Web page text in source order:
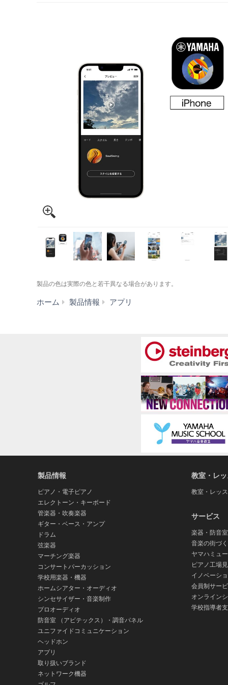
製品の色は実際の色と若干異なる場合があります。
ホーム 製品情報 アプリ
製品情報
ピアノ・電子ピアノ
エレクトーン・キーボード
管楽器・吹奏楽器
ギター・ベース・アンプ
ドラム
弦楽器
マーチング楽器
コンサートパーカッション
学校用楽器・機器
ホームシアター・オーディオ
シンセサイザー・音楽制作
プロオーディオ
防音室 （アビテックス）・調音パネル
ユニファイドコミュニケーション
ヘッドホン
アプリ
取り扱いブランド
ネットワーク機器
教室・レ
教室・レッ
サービス
楽器・防音
音楽の街づ
ヤマハミュ
ピアノ工場
イノベーシ
会員制サー
オンライン
学校指導者